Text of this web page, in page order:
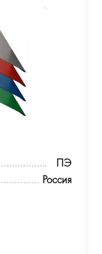
ПЭ
Россия